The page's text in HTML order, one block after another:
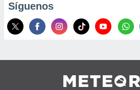
Síguenos